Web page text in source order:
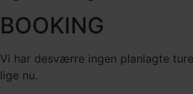
BOOKING
Vi har desværre ingen planlagte
lige nu.